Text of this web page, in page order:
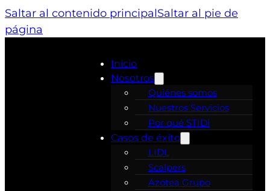
Saltar al contenido principalSaltar al pie de
página
Inicio
Nosotros
Quiénes somos
Nuestros Servicios
Por qué STIDi
Casos de éxito
LIDL
Scalpers
Azotea Grupo